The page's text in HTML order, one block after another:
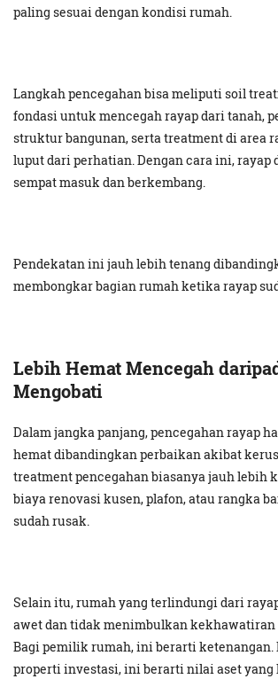
paling sesuai dengan kondisi rumah.
Langkah pencegahan bisa meliputi soil
fondasi untuk mencegah rayap dari tanah,
struktur bangunan, serta treatment di area
luput dari perhatian. Dengan cara ini, rayap
sempat masuk dan berkembang.
Pendekatan ini jauh lebih tenang
membongkar bagian rumah ketika rayap
Lebih Hemat Mencegah
Mengobati
Dalam jangka panjang, pencegahan rayap
hemat dibandingkan perbaikan akibat
treatment pencegahan biasanya jauh lebih
biaya renovasi kusen, plafon, atau rangka
sudah rusak.
Selain itu, rumah yang terlindungi dari
awet dan tidak menimbulkan
Bagi pemilik rumah, ini berarti
properti investasi, ini berarti nilai aset yang